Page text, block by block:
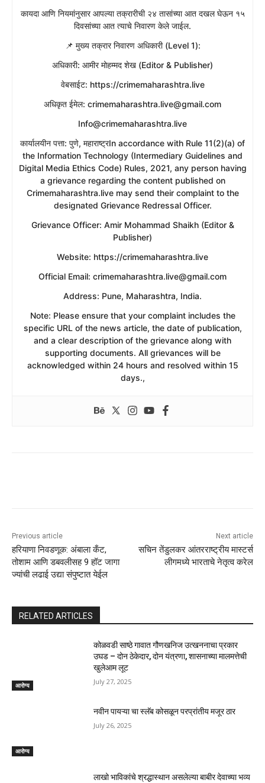
​कायदा आणि नियमांनुसार आपल्या तक्रारीची २४ तासांच्या आत दखल घेऊन १५
दिवसांच्या आत त्याचे निवारण केले जाईल.
​📌 मुख्य तक्रार निवारण अधिकारी (Level 1):
​अधिकारी: आमीर मोहम्मद शेख (Editor & Publisher)
​वेबसाईट: https://crimemaharashtra.live
​अधिकृत ईमेल: crimemaharashtra.live@gmail.com
Info@crimemaharashtra.live
​कार्यालयीन पत्ता: पुणे, महाराष्ट्रIn accordance with Rule 11(2)(a) of
the Information Technology (Intermediary Guidelines and
Digital Media Ethics Code) Rules, 2021, any person having
a grievance regarding the content published on
Crimemaharashtra.live may send their complaint to the
designated Grievance Redressal Officer.
​Grievance Officer: Amir Mohammad Shaikh (Editor &
Publisher)
​Website: https://crimemaharashtra.live
​Official Email: crimemaharashtra.live@gmail.com
​Address: Pune, Maharashtra, India.
​Note: Please ensure that your complaint includes the
specific URL of the news article, the date of publication,
and a clear description of the grievance along with
supporting documents. All grievances will be
acknowledged within 24 hours and resolved within 15
days.,
Previous article
हरियाणा निवडणूक: अंबाला कँट,
तोशाम आणि डबवलीसह 9 हॉट जागा
ज्यांची लढाई उद्या संपुष्टात येईल
Next article
सचिन तेंडुलकर आंतरराष्ट्रीय मास्टर्स
लीगमध्ये भारताचे नेतृत्व करेल
RELATED ARTICLES
आरोग्य
कोळवडी साष्ठे गावात गौणखनिज उत्खननाचा प्रकार
उघड – दोन ठेकेदार, दोन यंत्रणा, शासनाच्या मालमत्तेची
खुलेआम लूट
July 27, 2025
आरोग्य
नवीन पायऱ्या चा स्लॅब कोसळून परप्रांतीय मजूर ठार
July 26, 2025
लाखो भाविकांचे श्रद्धास्थान असलेल्या बाबीर देवाच्या भव्य